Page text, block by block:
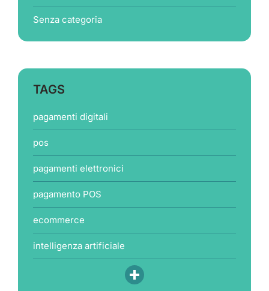
Senza categoria
TAGS
pagamenti digitali
pos
pagamenti elettronici
pagamento POS
ecommerce
intelligenza artificiale